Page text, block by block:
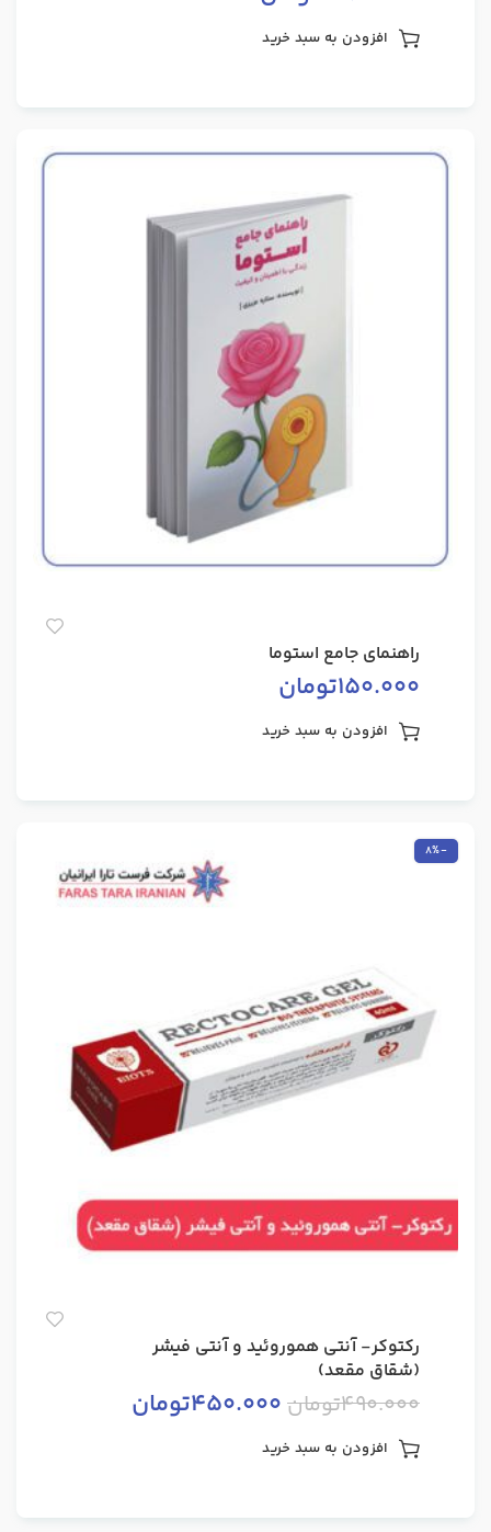
افزودن به سبد خرید
راهنمای جامع استوما
150.000تومان
افزودن به سبد خرید
-8%
رکتوکر- آنتی هموروئید و آنتی فیشر
(شقاق مقعد)
490.000تومان450.000تومان
افزودن به سبد خرید